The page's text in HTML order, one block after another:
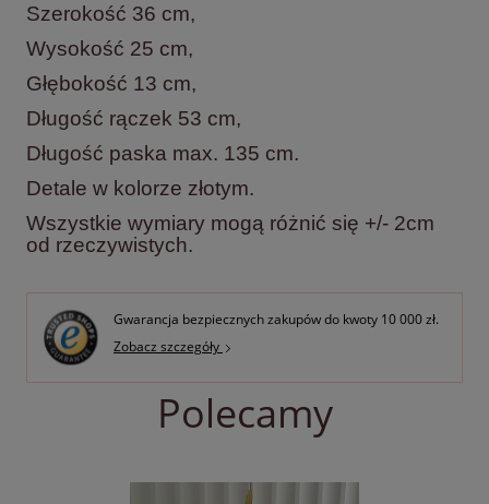
Szerokość 36 cm,
Wysokość 25 cm,
Głębokość 13 cm,
Długość rączek 53 cm,
Długość paska max. 135 cm.
Detale w kolorze złotym.
Wszystkie wymiary mogą różnić się +/- 2cm
od rzeczywistych.
Gwarancja bezpiecznych zakupów do kwoty 10 000 zł.
Zobacz szczegóły
Polecamy